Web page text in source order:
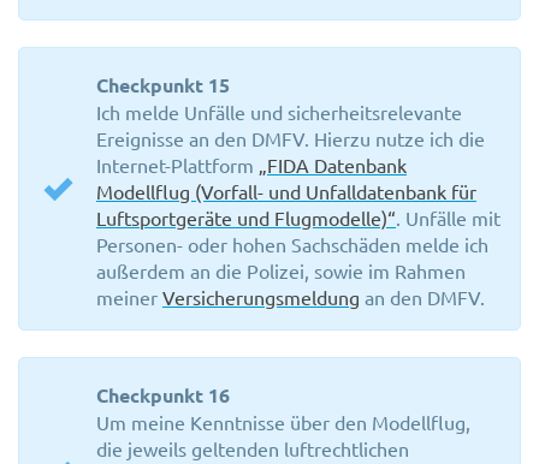
Checkpunkt 15
Ich melde Unfälle und sicherheitsrelevante
Ereignisse an den DMFV. Hierzu nutze ich die
Internet-Plattform „FIDA Datenbank
Modellflug (Vorfall- und Unfalldatenbank für
Luftsportgeräte und Flugmodelle)“. Unfälle mit
Personen- oder hohen Sachschäden melde ich
außerdem an die Polizei, sowie im Rahmen
meiner Versicherungsmeldung an den DMFV.
Checkpunkt 16
Um meine Kenntnisse über den Modellflug,
die jeweils geltenden luftrechtlichen